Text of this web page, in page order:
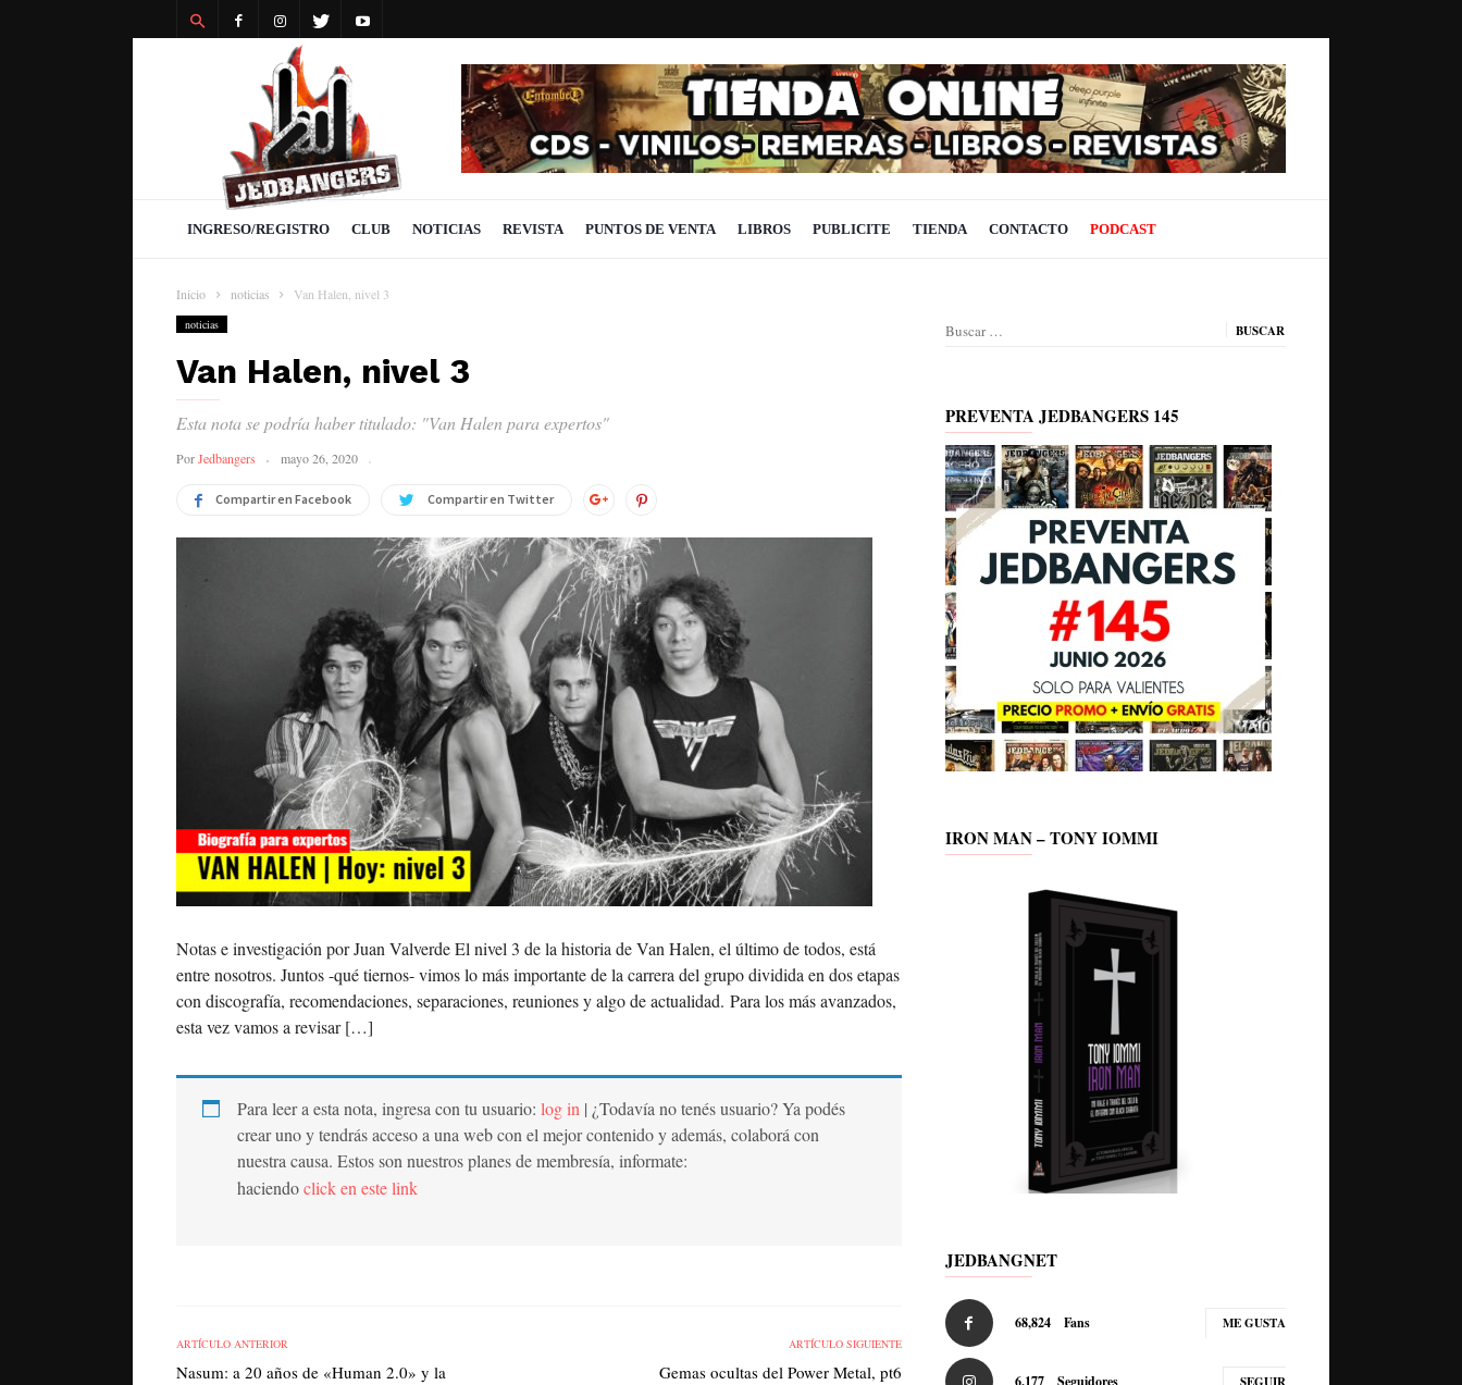
INGRESO/REGISTRO CLUB NOTICIAS REVISTA PUNTOS DE VENTA LIBROS PUBLICITE TIENDA CONTACTO PODCAST
Inicio noticias Van Halen, nivel 3
noticias
Van Halen, nivel 3
Esta nota se podría haber titulado: "Van Halen para expertos"
PorJedbangers mayo 26, 2020
Compartir en Facebook Compartir en Twitter
Notas e investigación por Juan Valverde El nivel 3 de la historia de Van Halen, el último de todos, está
entre nosotros. Juntos -qué tiernos- vimos lo más importante de la carrera del grupo dividida en dos etapas
con discografía, recomendaciones, separaciones, reuniones y algo de actualidad. Para los más avanzados,
esta vez vamos a revisar […]
Para leer a esta nota, ingresa con tu usuario: log in | ¿Todavía no tenés usuario? Ya podés
crear uno y tendrás acceso a una web con el mejor contenido y además, colaborá con
nuestra causa. Estos son nuestros planes de membresía, informate:
haciendoclick en este link
ARTÍCULO ANTERIOR
Nasum: a 20 años de «Human 2.0» y la
ARTÍCULO SIGUIENTE
Gemas ocultas del Power Metal, pt6
Buscar:
PREVENTA JEDBANGERS 145
IRON MAN – TONY IOMMI
JEDBANGNET
68,824 Fans ME GUSTA
6,177 Seguidores